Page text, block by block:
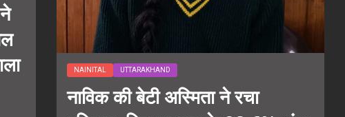
NAINITAL UTTARAKHAND
नाविक की बेटी अस्मिता ने रचा